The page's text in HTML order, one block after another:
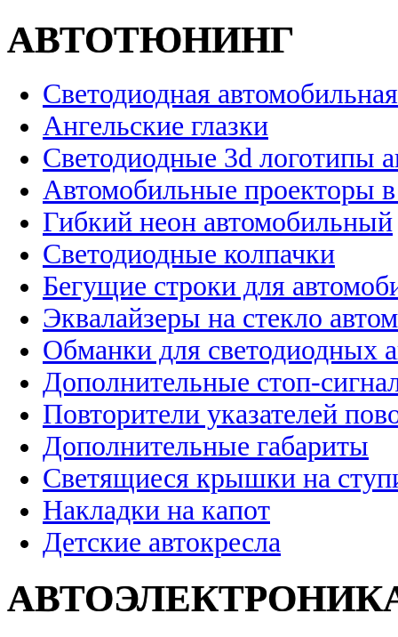
АВТОТЮНИНГ
Светодиодная
Ангельские глазки
Светодиодные 3d логотипы
Автомобильные проекторы
Гибкий неон автомобильный
Светодиодные колпачки
Бегущие строки для
Эквалайзеры на стекло
Обманки для светодиодных
Дополнительные стоп-
Повторители указателей
Дополнительные габариты
Светящиеся крышки на
Накладки на капот
Детские автокресла